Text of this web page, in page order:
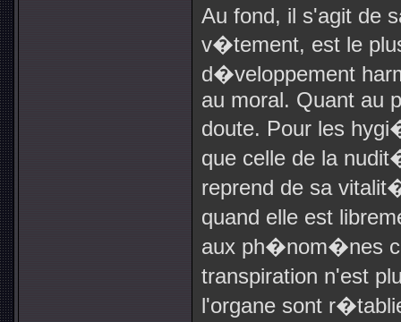
Au fond, il s'agit de
v�tement, est le
d�veloppement
au moral. Quant au
doute. Pour les
que celle de la
reprend de sa
quand elle est
aux ph�nom�nes
transpiration n'est
l'organe sont